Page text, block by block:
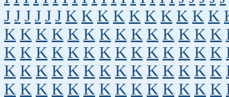
J J J J J J K K K K K K K K K K
K K K K K K K K K K K K K K
K K K K K K K K K K K K K K
K K K K K K K K K K K K K K
K K K K K K K K K K K K K K